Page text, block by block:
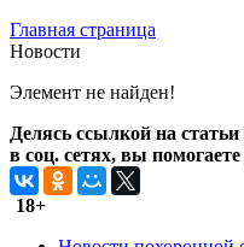
Главная страница
Новости
Элемент не найден!
Делясь ссылкой на
в соц. сетях, вы
18+